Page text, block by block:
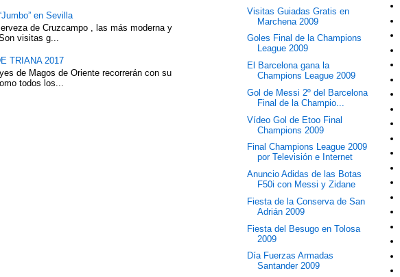
en Sevilla
de Cruzcampo , las más moderna y
visitas g...
TRIANA 2017
de Magos de Oriente recorrerán con su
todos los...
Visitas Guiadas Gratis en
Marchena 2009
Goles Final de la Champions
League 2009
El Barcelona gana la
Champions League 2009
Gol de Messi 2º del Barcelona
Final de la Champio...
Vídeo Gol de Etoo Final
Champions 2009
Final Champions League 2009
por Televisión e Internet
Anuncio Adidas de las Botas
F50i con Messi y Zidane
Fiesta de la Conserva de San
Adrián 2009
Fiesta del Besugo en Tolosa
2009
Día Fuerzas Armadas
Santander 2009